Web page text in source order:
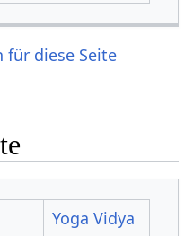
für diese Seite
Yoga Vidya